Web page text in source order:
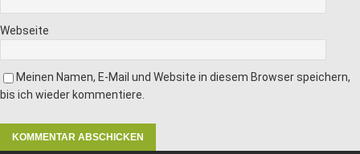
Webseite
Meinen Namen, E-Mail und Website in diesem Browser speichern,
bis ich wieder kommentiere.